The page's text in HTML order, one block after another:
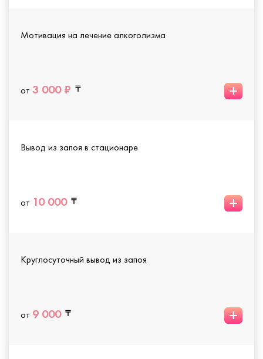
Мотивация на лечение алкоголизма
от 3 000 ₽ +
Вывод из запоя в стационаре
от 10 000 +
Круглосуточный вывод из запоя
от 9 000 +